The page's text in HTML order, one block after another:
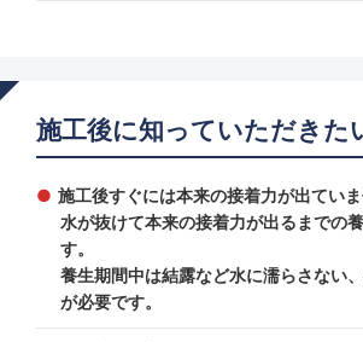
施工後に知っていただきた
施工後すぐには本来の接着力が出ていま
水が抜けて本来の接着力が出るまでの
す。
養生期間中は結露など水に濡らさない
が必要です。